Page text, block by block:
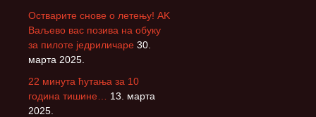
Остварите снове о летењу! АK
Ваљево вас позива на обуку
за пилоте једриличаре 30.
марта 2025.
22 минута ћутања за 10
година тишине…
13. марта
2025.